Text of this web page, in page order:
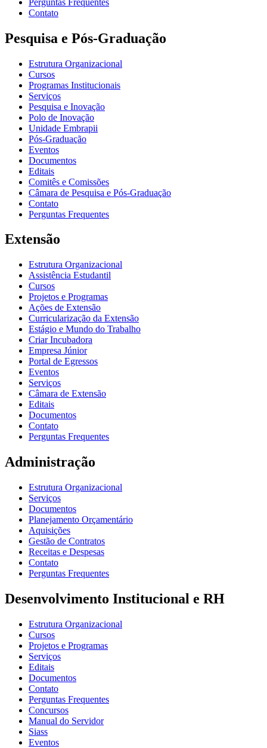
Contato
Pesquisa e Pós-Graduação
Estrutura Organizacional
Cursos
Programas Institucionais
Serviços
Pesquisa e Inovação
Polo de Inovação
Unidade Embrapii
Pós-Graduação
Eventos
Documentos
Editais
Comitês e Comissões
Câmara de Pesquisa e Pós-Graduação
Contato
Perguntas Frequentes
Extensão
Estrutura Organizacional
Assistência Estudantil
Cursos
Projetos e Programas
Ações de Extensão
Curricularização da Extensão
Estágio e Mundo do Trabalho
Criar Incubadora
Empresa Júnior
Portal de Egressos
Eventos
Serviços
Câmara de Extensão
Editais
Documentos
Contato
Perguntas Frequentes
Administração
Estrutura Organizacional
Serviços
Documentos
Planejamento Orçamentário
Aquisições
Gestão de Contratos
Receitas e Despesas
Contato
Perguntas Frequentes
Desenvolvimento Institucional e RH
Estrutura Organizacional
Cursos
Projetos e Programas
Serviços
Editais
Documentos
Contato
Perguntas Frequentes
Concursos
Manual do Servidor
Siass
Eventos